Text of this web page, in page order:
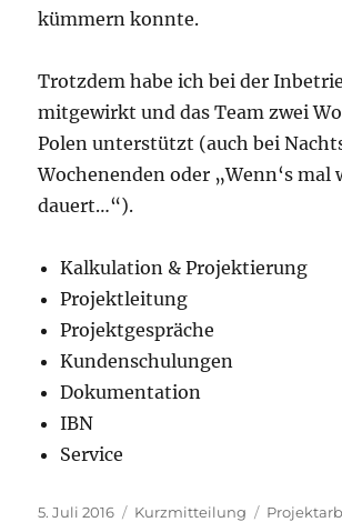
kümmern konnte.
Trotzdem habe ich bei der
mitgewirkt und das Team zwei
Polen unterstützt (auch bei
Wochenenden oder „Wenn‘s mal
dauert…“).
Kalkulation & Projektierung
Projektleitung
Projektgespräche
Kundenschulungen
Dokumentation
IBN
Service
Veröffentlicht
5. Juli 2016 Format
Kurzmitteilung